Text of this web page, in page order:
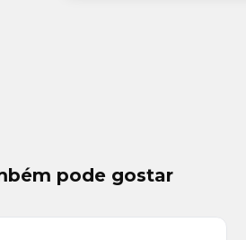
pode gostar